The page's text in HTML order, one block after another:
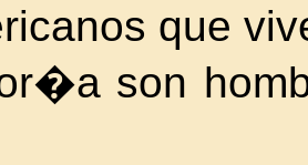
que
son